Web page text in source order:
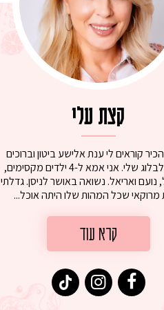
קצת עלי
קוראים לי ענת אלישע ביטון וברוכים
הבאים לבלוג שלי. אני אמא ל-4 ילדים מקסימים,
נועם ואריאל. נשואה באושר לניסן. גדלתי
מרוקאי שכל המהות שלו היתה אוכל...
קרא עוד